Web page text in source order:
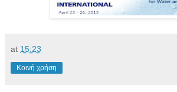
at 15:23
Κοινή χρήση